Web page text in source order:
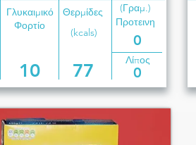
Γλυκαιμικό
Φορτίο
Θερμίδες
(kcals)
Προτεινη
0
(Γραμ.)
10 77 Λίπος
0